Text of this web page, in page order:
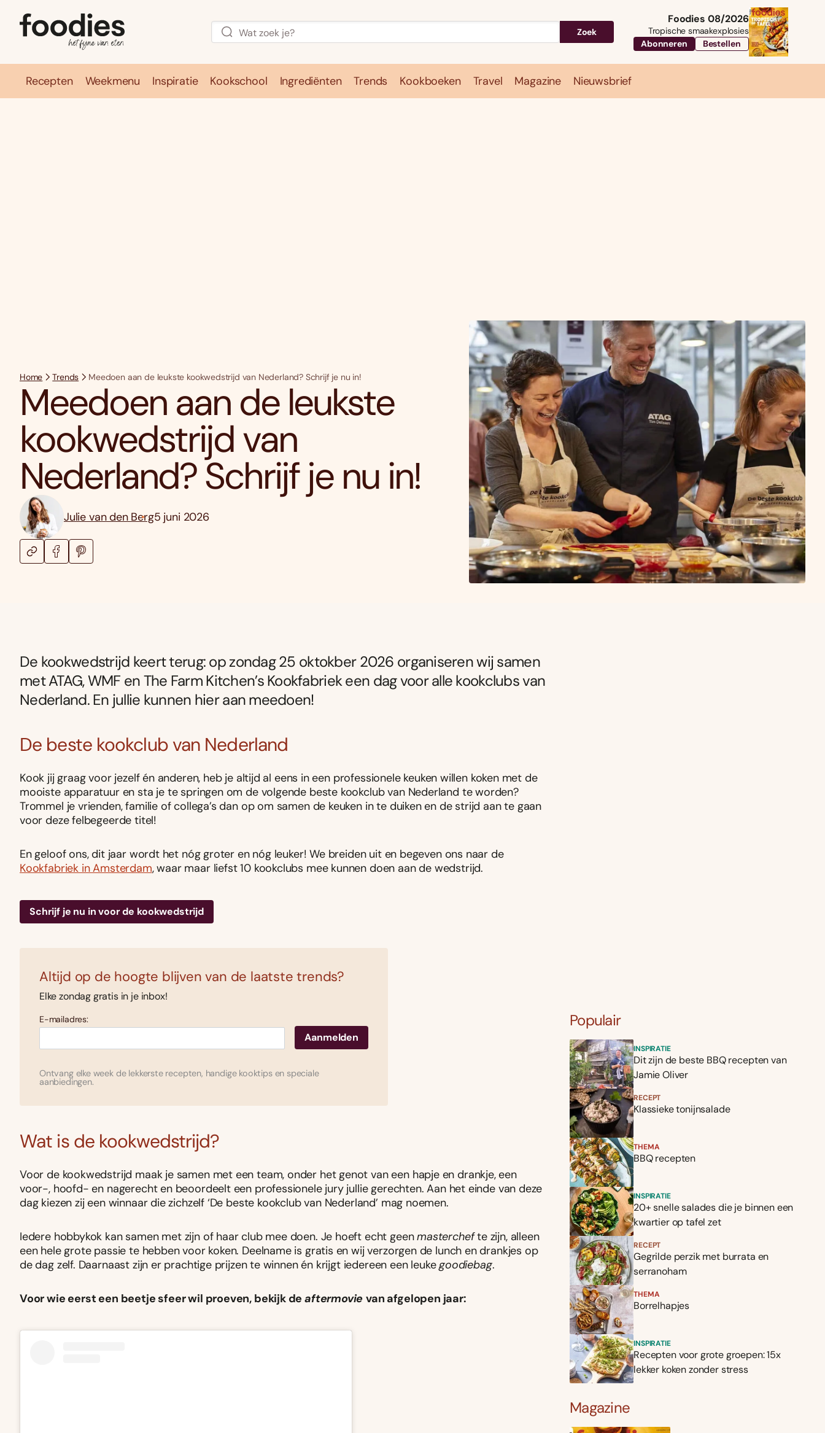
Zoek
Foodies 08/2026
Tropische smaakexplosies
Abonneren
Bestellen
Recepten Weekmenu Inspiratie Kookschool Ingrediënten Trends Kookboeken Travel Magazine Nieuwsbrief
Home Trends Meedoen aan de leukste kookwedstrijd van Nederland? Schrijf je nu in!
Meedoen aan de leukste
kookwedstrijd van
Nederland? Schrijf je nu in!
Julie van den Berg5 juni 2026
De kookwedstrijd keert terug: op zondag 25 oktokber 2026 organiseren wij samen
met ATAG, WMF en The Farm Kitchen’s Kookfabriek een dag voor alle kookclubs van
Nederland. En jullie kunnen hier aan meedoen!
De beste kookclub van Nederland
Kook jij graag voor jezelf én anderen, heb je altijd al eens in een professionele keuken willen koken met de
mooiste apparatuur en sta je te springen om de volgende beste kookclub van Nederland te worden?
Trommel je vrienden, familie of collega’s dan op om samen de keuken in te duiken en de strijd aan te gaan
voor deze felbegeerde titel!
En geloof ons, dit jaar wordt het nóg groter en nóg leuker! We breiden uit en begeven ons naar de
Kookfabriek in Amsterdam, waar maar liefst 10 kookclubs mee kunnen doen aan de wedstrijd.
Schrijf je nu in voor de kookwedstrijd
Altijd op de hoogte blijven van de laatste trends?
Elke zondag gratis in je inbox!
E-mailadres:
Ontvang elke week de lekkerste recepten, handige kooktips en speciale
aanbiedingen.
Wat is de kookwedstrijd?
Voor de kookwedstrijd maak je samen met een team, onder het genot van een hapje en drankje, een
voor-, hoofd- en nagerecht en beoordeelt een professionele jury jullie gerechten. Aan het einde van deze
dag kiezen zij een winnaar die zichzelf ‘De beste kookclub van Nederland’ mag noemen.
Iedere hobbykok kan samen met zijn of haar club mee doen. Je hoeft echt geenmasterchefte zijn, alleen
een hele grote passie te hebben voor koken. Deelname is gratis en wij verzorgen de lunch en drankjes op
de dag zelf. Daarnaast zijn er prachtige prijzen te winnen én krijgt iedereen een leukegoodiebag.
Voor wie eerst een beetje sfeer wil proeven, bekijk deaftermovievan afgelopen jaar:
Populair
INSPIRATIE
Dit zijn de beste BBQ recepten van
Jamie Oliver
RECEPT
Klassieke tonijnsalade
THEMA
BBQ recepten
INSPIRATIE
20+ snelle salades die je binnen een
kwartier op tafel zet
RECEPT
Gegrilde perzik met burrata en
serranoham
THEMA
Borrelhapjes
INSPIRATIE
Recepten voor grote groepen: 15x
lekker koken zonder stress
Magazine